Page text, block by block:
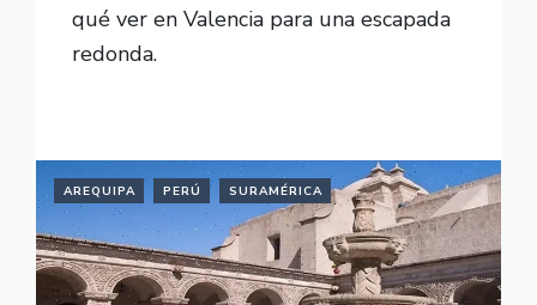
qué ver en Valencia para una escapada
redonda.
AREQUIPA PERÚ SURAMÉRICA